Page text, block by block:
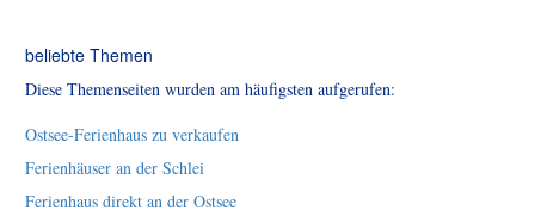
beliebte Themen
Diese Themenseiten wurden am häufigsten aufgerufen:
Ostsee-Ferienhaus zu verkaufen
Ferienhäuser an der Schlei
Ferienhaus direkt an der Ostsee